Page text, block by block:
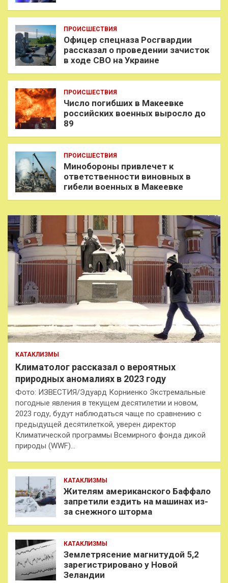
ПРОИСШЕСТВИЯ
Офицер спецназа Росгвардии
рассказал о проведении зачисток
в ходе СВО на Украине
ПРОИСШЕСТВИЯ
Число погибших в Макеевке
российских военных выросло до
89
ПРОИСШЕСТВИЯ
Минобороны привлечет к
ответственности виновных в
гибели военных в Макеевке
КАТАКЛИЗМЫ
Климатолог рассказал о вероятных
природных аномалиях в 2023 году
Фото: ИЗВЕСТИЯ/Эдуард Корниенко Экстремальные
погодные явления в текущем десятилетии и новом,
2023 году, будут наблюдаться чаще по сравнению с
предыдущей десятилеткой, уверен директор
Климатической программы Всемирного фонда дикой
природы (WWF)…
КАТАКЛИЗМЫ
Жителям американского Баффало
запретили ездить на машинах из-
за снежного шторма
КАТАКЛИЗМЫ
Землетрясение магнитудой 5,2
зарегистрировано у Новой
Зеландии